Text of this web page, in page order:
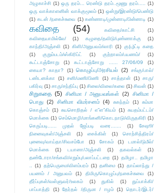
அழுகாச்சி (1) ஒரு தரம்... ரெண்டு தரம்..மூணு தரம்..... (1)
ஒரு வாக்காளனின் வாக்குமூலம் (1) ஒன்று/இரண்டு/பெண்டு
(1) கடன் /நகைச்சுவை (1) கண்ணாடி/முன்னாடி/பின்னாடி (1)
கவிதை (54) கவிதை/காட்சி
(1)
கவிதையாமில்லே/
(1) கழுதை/தவிடு/புண்ணாக்கு
(1)
காந்தி/அஞ்சலி (1) கிளி/அனுபவம்/லாரி (1) கு(பு)ட்டி கதை
(1)
குறும்படம்/ஸ்கிரிப்ட் (1) குற்றாலம்/பயணம்/
(1)
கூட்டாஞ்சோறு
(1) கூட்டாஞ்சோறு ...... 27/06/09
(1)
கையா? காதா?
(1) கொழுப்பு/அரசியல் (2)
சங்கு/பால்/
டண்டனக்கா
(1) சனி/மணி/பிணி (1) சாத்தான் (1) சாரு/
பகிர்வு (1) சாரு/சந்திப்பு (1) சிலை/விலை/கலை (1) சிவன் (1)
சிறுகதை (5) சினிமா / அனுபவங்கள் (2)
சினிமா /
பொது (2) சினிமா விமர்சனம் (4) சுகந்தம் (1)
சும்மா
கொஞ்சம் (1) சுயசொறிதல் / எ”ள”கியம் (1) சுயதம்பட்டம்/
மொக்கை (1) செம்மொழி/மாங்கனி/கொடநாடு/விருதகிரி (1)
செருப்படி...... முதல் ஜேப்படி வரை.......
(1)
சேஷூ/
நினைவுகள்/அஞ்சலி
(1) சைக்கிள் (1)
சொற்சித்திரம்/
புனைவு/வாய்தா/சிவசம்போ
(1) சோகம் (1)
டமால்/டுமீல்/
மொக்கை
(1) டயானா/அஞ்சலி (1) தகவல்கள்
(1)
தண்டோரா/சங்கவி/எறும்பு/பலாப்பட்டறை (1) தமிழா.. தமிழா
.. (1) தற்பெருமை/விளம்பரம் (1) தனிமை (1) தாய்லாந்து /
பயணம் / அனுபவம்
(1) திமிரு/கொழுப்பு/நகைச்சுவை
(1)
தீர்ப்புகள்/வள்ளுவர்/உலகம்
(1) துகில் (1)
துப்பாக்கி/
பாப்பாத்தி
(1) தேர்தல் /திருமா / ஈழம் (1)
தொடர்/இடர்/